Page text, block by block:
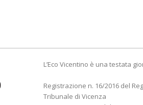
L’Eco Vicentino è una testata
Registrazione n. 16/2016 del
Tribunale di Vicenza